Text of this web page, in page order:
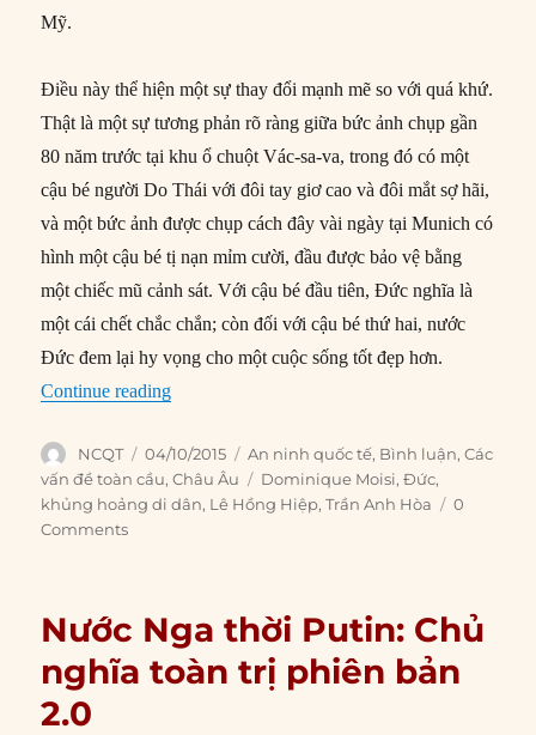
Mỹ.
Điều này thể hiện một sự thay đổi mạnh mẽ so với quá khứ.
Thật là một sự tương phản rõ ràng giữa bức ảnh chụp gần
80 năm trước tại khu ổ chuột Vác-sa-va, trong đó có một
cậu bé người Do Thái với đôi tay giơ cao ​​và đôi mắt sợ hãi,
và một bức ảnh được chụp cách đây vài ngày tại Munich có
hình một cậu bé tị nạn mỉm cười, đầu được bảo vệ bằng
một chiếc mũ cảnh sát. Với cậu bé đầu tiên, Đức nghĩa là
một cái chết chắc chắn; còn đối với cậu bé thứ hai, nước
Đức đem lại hy vọng cho một cuộc sống tốt đẹp hơn.
Continue reading“Nguồn gốc sự cởi mở của nước Đức”
Author
NCQT
Posted
on
04/10/2015 Categories
An ninh quốc tế, Bình luận,Các
vấn đề toàn cầu,Châu Âu Tags
Dominique Moisi,Đức,
khủng hoảng di dân, Lê Hồng Hiệp,Trần Anh Hòa
0
Comments
Nước Nga thời Putin: Chủ
nghĩa toàn trị phiên bản
2.0